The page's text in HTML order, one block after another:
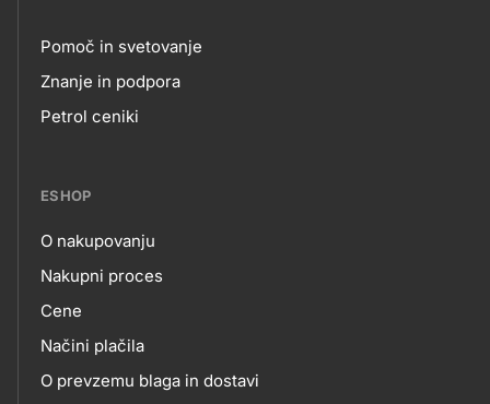
Footer
links
Pomoč in svetovanje
Znanje in podpora
Petrol ceniki
ESHOP
eshop
O nakupovanju
Nakupni proces
Cene
Načini plačila
O prevzemu blaga in dostavi